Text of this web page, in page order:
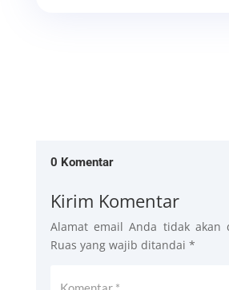
0 Komentar
Kirim Komentar
Alamat email Anda tidak akan
Ruas yang wajib ditandai *